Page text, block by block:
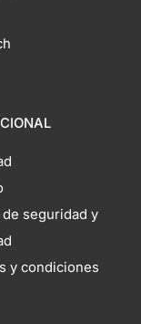
seguridad y
y condiciones